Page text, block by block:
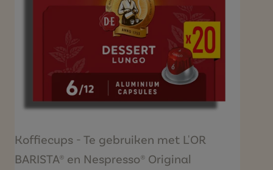
Koffiecups - Te gebruiken met L'OR
BARISTA® en Nespresso® Original